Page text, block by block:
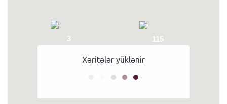
3 115
Xəritələr yüklənir